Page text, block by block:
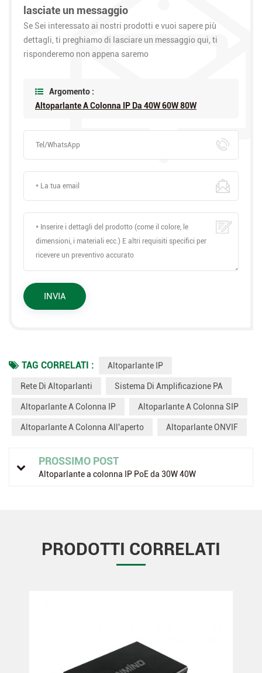
lasciate un messaggio
Se Sei interessato ai nostri prodotti e vuoi sapere più
dettagli, ti preghiamo di lasciare un messaggio qui, ti
risponderemo non appena saremo
Argomento :
Altoparlante A Colonna IP Da 40W 60W 80W
TAG CORRELATI : Altoparlante IP
Rete Di Altoparlanti Sistema Di Amplificazione PA
Altoparlante A Colonna IP Altoparlante A Colonna SIP
Altoparlante A Colonna All'aperto Altoparlante ONVIF
PROSSIMO POST
Altoparlante a colonna IP PoE da 30W 40W
PRODOTTI CORRELATI